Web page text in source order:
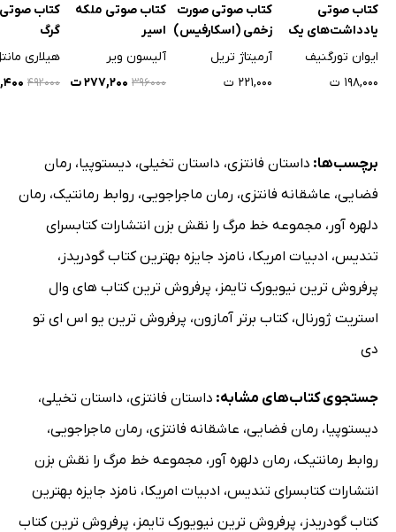
کتاب صوتی
یادداشت‌های یک
مرد زیادی
ایوان تورگنیف
۱۹۸,۰۰۰ ت
کتاب صوتی صورت
زخمی (اسکارفیس)
آرمیتاژ تریل
۲۲۱,۰۰۰ ت
کتاب صوتی ملکه
اسیر
آلیسون ویر
۳۹۶۰۰۰ ۲۷۷,۲۰۰ ت
کتاب صوتی
گرگ
هیلاری
۴۹۲۰۰۰
برچسب‌ها: داستان فانتزی، داستان تخیلی، دیستوپیا، رمان
فضایی، عاشقانه فانتزی، رمان ماجراجویی، روابط رمانتیک، رمان
دلهره آور ، مجموعه خط مرگ را نقش بزن انتشارات کتابسرای
تندیس، ادبیات امریکا، نامزد جایزه بهترین کتاب گودریدز ،
پرفروش ترین نیویورک تایمز ، پرفروش ترین کتاب های وال
استریت ژورنال،کتاب برتر آمازون، پرفروش ترین یو اس ای تو
دی
جستجوی کتاب‌های مشابه: داستان فانتزی، داستان تخیلی،
دیستوپیا، رمان فضایی، عاشقانه فانتزی، رمان ماجراجویی،
روابط رمانتیک، رمان دلهره آور ، مجموعه خط مرگ را نقش بزن
انتشارات کتابسرای تندیس، ادبیات امریکا، نامزد جایزه بهترین
کتاب گودریدز ، پرفروش ترین نیویورک تایمز ، پرفروش ترین کتاب